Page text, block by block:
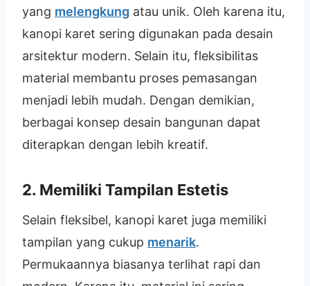
yang melengkung atau unik. Oleh karena itu,
kanopi karet sering digunakan pada desain
arsitektur modern. Selain itu, fleksibilitas
material membantu proses pemasangan
menjadi lebih mudah. Dengan demikian,
berbagai konsep desain bangunan dapat
diterapkan dengan lebih kreatif.
2. Memiliki Tampilan Estetis
Selain fleksibel, kanopi karet juga memiliki
tampilan yang cukup menarik.
Permukaannya biasanya terlihat rapi dan